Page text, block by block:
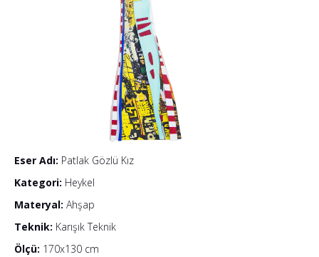
Eser Adı: Patlak Gözlü Kız
Kategori: Heykel
Materyal: Ahşap
Teknik: Karışık Teknik
Ölçü: 170x130 cm